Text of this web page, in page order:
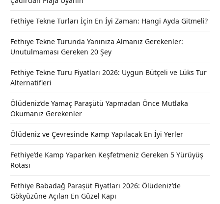
Fethiye Tekne Turları İçin En İyi Zaman: Hangi Ayda Gitmeli?
Fethiye Tekne Turunda Yanınıza Almanız Gerekenler:
Unutulmaması Gereken 20 Şey
Fethiye Tekne Turu Fiyatları 2026: Uygun Bütçeli ve Lüks Tur
Alternatifleri
Ölüdeniz’de Yamaç Paraşütü Yapmadan Önce Mutlaka
Okumanız Gerekenler
Ölüdeniz ve Çevresinde Kamp Yapılacak En İyi Yerler
Fethiye’de Kamp Yaparken Keşfetmeniz Gereken 5 Yürüyüş
Rotası
Fethiye Babadağ Paraşüt Fiyatları 2026: Ölüdeniz’de
Gökyüzüne Açılan En Güzel Kapı